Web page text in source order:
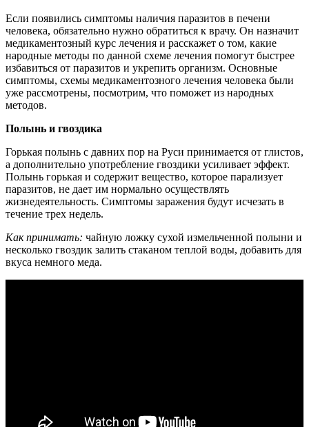
Если появились симптомы наличия паразитов в печени
человека, обязательно нужно обратиться к врачу. Он назначит
медикаментозный курс лечения и расскажет о том, какие
народные методы по данной схеме лечения помогут быстрее
избавиться от паразитов и укрепить организм. Основные
симптомы, схемы медикаментозного лечения человека были
уже рассмотрены, посмотрим, что поможет из народных
методов.
Полынь и гвоздика
Горькая полынь с давних пор на Руси принимается от глистов,
а дополнительно употребление гвоздики усиливает эффект.
Полынь горькая и содержит вещество, которое парализует
паразитов, не дает им нормально осуществлять
жизнедеятельность. Симптомы заражения будут исчезать в
течение трех недель.
Как принимать: чайную ложку сухой измельченной полыни и
несколько гвоздик залить стаканом теплой воды, добавить для
вкуса немного меда.